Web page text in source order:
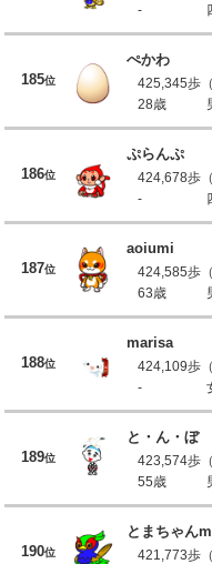
-
185位
ぺかわ
425,345歩
28歳
186位
ぷらんぷ
424,678歩
-
187位
aoiumi
424,585歩
63歳
188位
marisa
424,109歩
-
189位
と・ん・ぼ
423,574歩
55歳
190位
とまちゃんm
421,773歩